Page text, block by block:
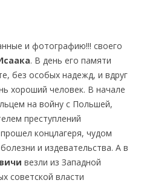
и фотографию!!! своего
. В день его памяти
без особых надежд, и вдруг
хороший человек. В начале
на войну с Польшей,
преступлений
концлагеря, чудом
и издевательства. А в
везли из Западной
советской власти